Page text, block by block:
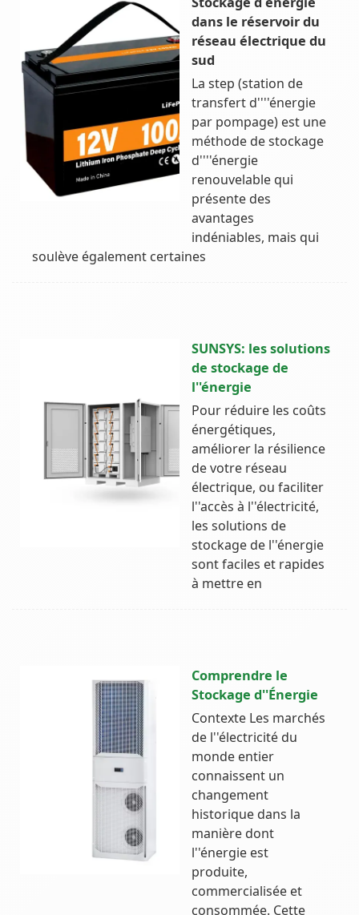
dans le réservoir du
réseau électrique du
sud
La step (station de
transfert d''''énergie
par pompage) est une
méthode de stockage
d''''énergie
renouvelable qui
présente des
avantages
indéniables, mais qui
soulève également certaines
SUNSYS: les solutions
de stockage de
l''énergie
Pour réduire les coûts
énergétiques,
améliorer la résilience
de votre réseau
électrique, ou faciliter
l''accès à l''électricité,
les solutions de
stockage de l''énergie
sont faciles et rapides
à mettre en
Comprendre le
Stockage d''Énergie
Contexte Les marchés
de l''électricité du
monde entier
connaissent un
changement
historique dans la
manière dont
l''énergie est
produite,
commercialisée et
consommée. Cette